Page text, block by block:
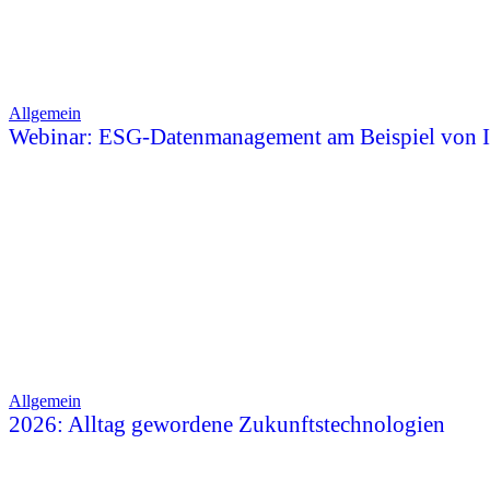
Allgemein
Webinar: ESG-Datenmanagement am Beispiel von
Allgemein
2026: Alltag gewordene Zukunftstechnologien